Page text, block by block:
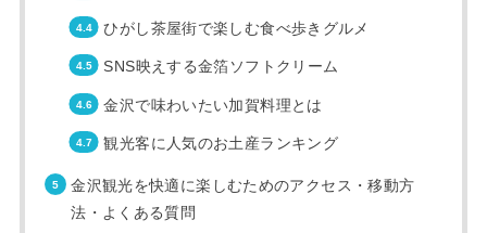
ひがし茶屋街で楽しむ食べ歩きグルメ
SNS映えする金箔ソフトクリーム
金沢で味わいたい加賀料理とは
観光客に人気のお土産ランキング
金沢観光を快適に楽しむためのアクセス・移動方
法・よくある質問